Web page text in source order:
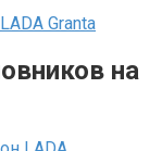
Granta
на